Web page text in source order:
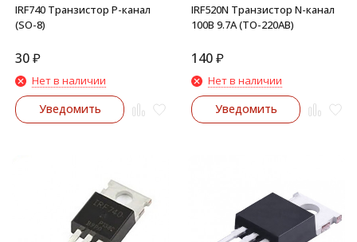
IRF740 Транзистор P-канал
(SO-8)
30₽
Нет в наличии
Уведомить
IRF520N Транзистор N-канал
100В 9.7А (TO-220AB)
140₽
Нет в наличии
Уведомить